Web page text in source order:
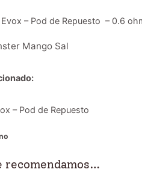
Evox – Pod de Repuesto – 0.6
Mango Sal
– Pod de Repuesto
recomendamos…